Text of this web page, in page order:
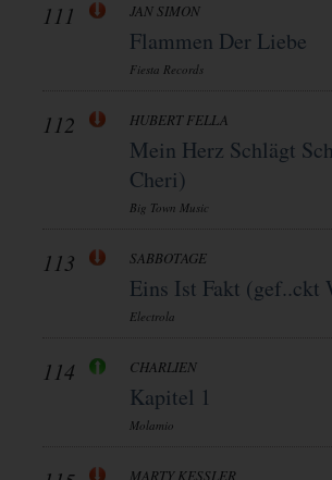
111 JAN SIMON
Flammen Der Liebe
Fiesta Records
112 HUBERT FELLA
Mein Herz Schlägt
Cheri)
Big Town Music
113 SABBOTAGE
Eins Ist Fakt (gef..ckt
Electrola
114 CHARLIEN
Kapitel 1
Molamio
MARTY KESSLER